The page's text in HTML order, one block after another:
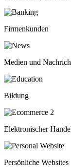
Firmenkunden
Medien und
Bildung
Elektronischer
Persönliche Websites